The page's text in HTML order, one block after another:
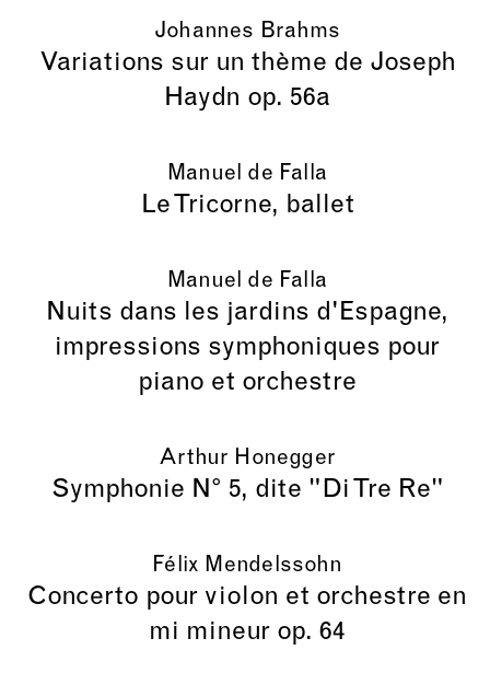
Johannes Brahms
Variations sur un thème de Joseph
Haydn op. 56a
Manuel de Falla
Le Tricorne, ballet
Manuel de Falla
Nuits dans les jardins d'Espagne,
impressions symphoniques pour
piano et orchestre
Arthur Honegger
Symphonie N° 5, dite "Di Tre Re"
Félix Mendelssohn
Concerto pour violon et orchestre en
mi mineur op. 64